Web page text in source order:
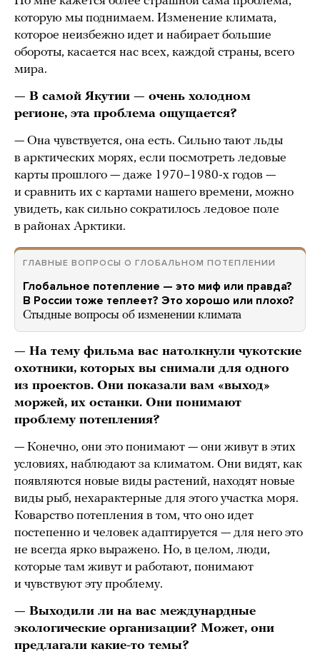
которую мы поднимаем. Изменение климата,
которое неизбежно идет и набирает большие
обороты, касается нас всех, каждой страны, всего
мира.
— В самой Якутии — очень холодном
регионе, эта проблема ощущается?
— Она чувствуется, она есть. Сильно тают льды
в арктических морях, если посмотреть ледовые
карты прошлого — даже 1970–1980-х годов —
и сравнить их с картами нашего времени, можно
увидеть, как сильно сократилось ледовое поле
в районах Арктики.
ГЛАВНЫЕ ВОПРОСЫ О ГЛОБАЛЬНОМ ПОТЕПЛЕНИИ
Глобальное потепление — это миф или правда?
В России тоже теплеет? Это хорошо или плохо?
Стыдные вопросы об изменении климата
— На тему фильма вас натолкнули чукотские
охотники, которых вы снимали для одного
из проектов. Они показали вам «выход»
моржей, их останки. Они понимают
проблему потепления?
— Конечно, они это понимают — они живут в этих
условиях, наблюдают за климатом. Они видят, как
появляются новые виды растений, находят новые
виды рыб, нехарактерные для этого участка моря.
Коварство потепления в том, что оно идет
постепенно и человек адаптируется — для него это
не всегда ярко выражено. Но, в целом, люди,
которые там живут и работают, понимают
и чувствуют эту проблему.
— Выходили ли на вас междунардные
экологические организации? Может, они
предлагали какие-то темы?